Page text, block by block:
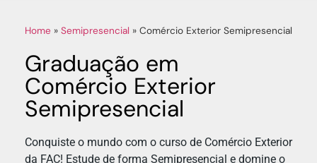
Home » Semipresencial » Comércio Exterior Semipresencial
Graduação em
Comércio Exterior
Semipresencial
Conquiste o mundo com o curso de Comércio Exterior
da FAC! Estude de forma Semipresencial e domine o